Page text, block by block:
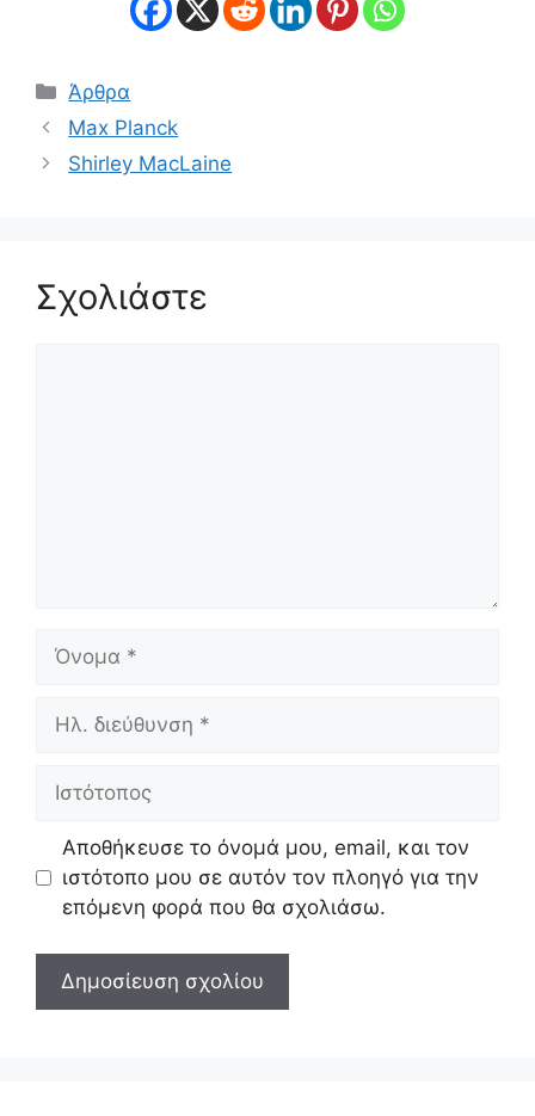
Κατηγορίες
Άρθρα
Max Planck
Shirley MacLaine
Σχολιάστε
Όνομα
Ηλ.
Ιστότοπος
Αποθήκευσε το όνομά μου, email, και τον
ιστότοπο μου σε αυτόν τον πλοηγό για την
επόμενη φορά που θα σχολιάσω.